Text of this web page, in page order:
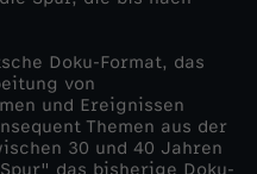
Doku-Format, das
von
und Ereignissen
Themen aus der
30 und 40 Jahren
das bisherige Doku-